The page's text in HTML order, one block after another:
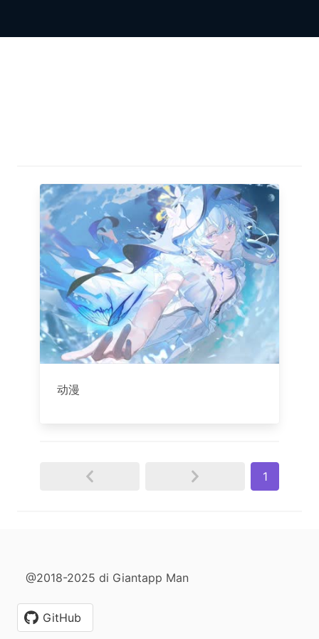
动漫
1
@2018-2025 di Giantapp Man
GitHub